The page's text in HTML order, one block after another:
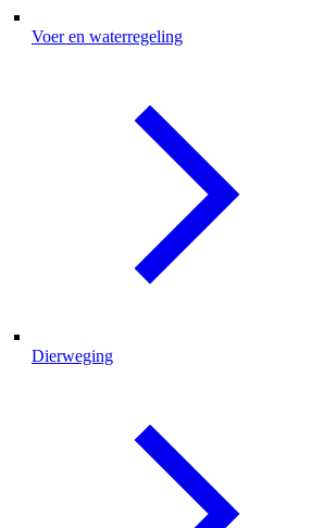
Voer en waterregeling
Dierweging